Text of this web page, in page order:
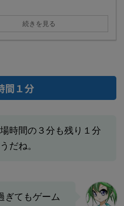
続きを見る
間１分
時間の３分も残り１分
だね。
ぎてもゲーム